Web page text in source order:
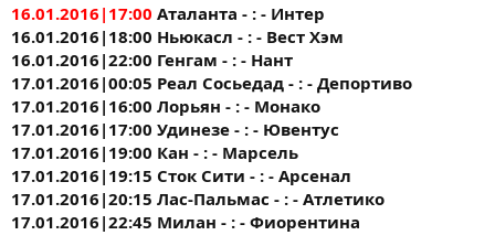
16.01.2016|17:00 Аталанта - : - Интер
16.01.2016|18:00 Ньюкасл - : - Вест Хэм
16.01.2016|22:00 Генгам - : - Нант
17.01.2016|00:05 Реал Сосьедад - : - Депортиво
17.01.2016|16:00 Лорьян - : - Монако
17.01.2016|17:00 Удинезе - : - Ювентус
17.01.2016|19:00 Кан - : - Марсель
17.01.2016|19:15 Сток Сити - : - Арсенал
17.01.2016|20:15 Лас-Пальмас - : - Атлетико
17.01.2016|22:45 Милан - : - Фиорентина